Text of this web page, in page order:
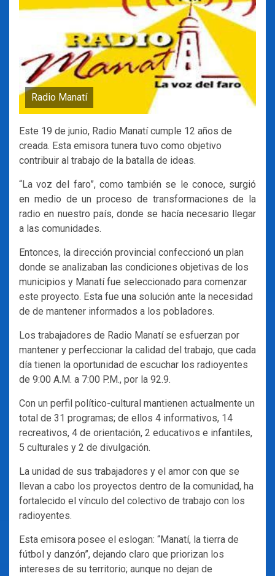
Radio Manatí
Este 19 de junio, Radio Manatí cumple 12 años de
creada. Esta emisora tunera tuvo como objetivo
contribuir al trabajo de la batalla de ideas.
“La voz del faro”, como también se le conoce, surgió
en medio de un proceso de transformaciones de la
radio en nuestro país, donde se hacía necesario llegar
a las comunidades.
Entonces, la dirección provincial confeccionó un plan
donde se analizaban las condiciones objetivas de los
municipios y Manatí fue seleccionado para comenzar
este proyecto. Esta fue una solución ante la necesidad
de de mantener informados a los pobladores.
Los trabajadores de Radio Manatí se esfuerzan por
mantener y perfeccionar la calidad del trabajo, que cada
día tienen la oportunidad de escuchar los radioyentes
de 9:00 A.M. a 7:00 P.M., por la 92.9.
Con un perfil político-cultural mantienen actualmente un
total de 31 programas; de ellos 4 informativos, 14
recreativos, 4 de orientación, 2 educativos e infantiles,
5 culturales y 2 de divulgación.
La unidad de sus trabajadores y el amor con que se
llevan a cabo los proyectos dentro de la comunidad, ha
fortalecido el vínculo del colectivo de trabajo con los
radioyentes.
Esta emisora posee el eslogan: “Manatí, la tierra de
fútbol y danzón”, dejando claro que priorizan los
intereses de su territorio; aunque no dejan de